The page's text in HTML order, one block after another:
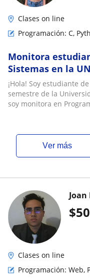
Clases on line
Programación: C,
Monitora
Sistemas en la
C y más
¡Hola! Soy estudiante
semestre de la
soy monitora en
ver más
$
Clases on line
Programación: Web,